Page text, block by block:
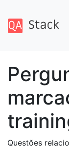
Questões